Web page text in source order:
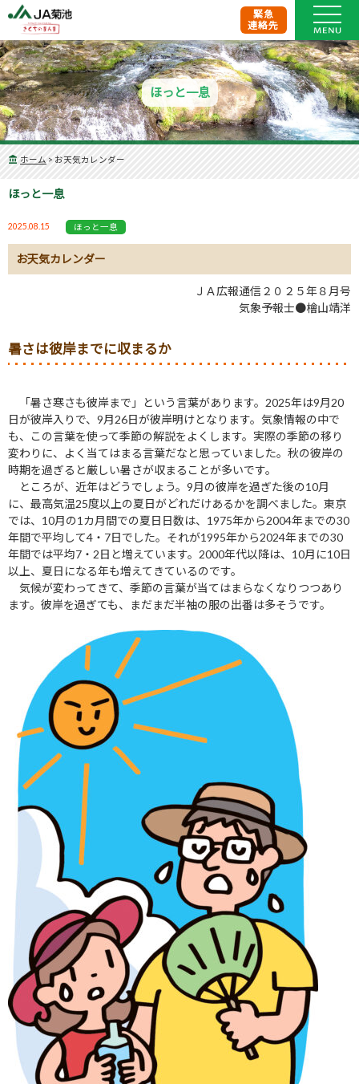
緊急
連絡先
ほっと一息
ホーム > お天気カレンダー
ほっと一息
2025.08.15 ほっと一息
お天気カレンダー
ＪＡ広報通信２０２５年８月号
気象予報士●檜山靖洋
暑さは彼岸までに収まるか
「暑さ寒さも彼岸まで」という言葉があります。2025年は9月20
日が彼岸入りで、9月26日が彼岸明けとなります。気象情報の中で
も、この言葉を使って季節の解説をよくします。実際の季節の移り
変わりに、よく当てはまる言葉だなと思っていました。秋の彼岸の
時期を過ぎると厳しい暑さが収まることが多いです。
ところが、近年はどうでしょう。9月の彼岸を過ぎた後の10月
に、最高気温25度以上の夏日がどれだけあるかを調べました。東京
では、10月の1カ月間での夏日日数は、1975年から2004年までの30
年間で平均して4・7日でした。それが1995年から2024年までの30
年間では平均7・2日と増えています。2000年代以降は、10月に10日
以上、夏日になる年も増えてきているのです。
気候が変わってきて、季節の言葉が当てはまらなくなりつつあり
ます。彼岸を過ぎても、まだまだ半袖の服の出番は多そうです。